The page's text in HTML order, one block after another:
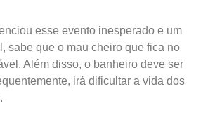
esse evento inesperado e um
sabe que o mau cheiro que fica no
Além disso, o banheiro deve ser
irá dificultar a vida dos